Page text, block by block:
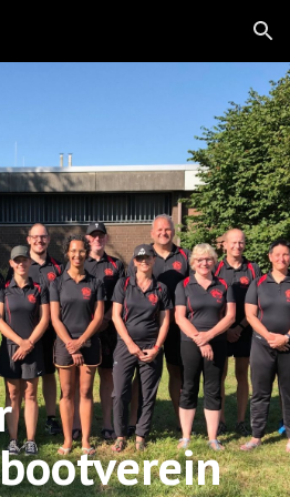
Skip to navigation